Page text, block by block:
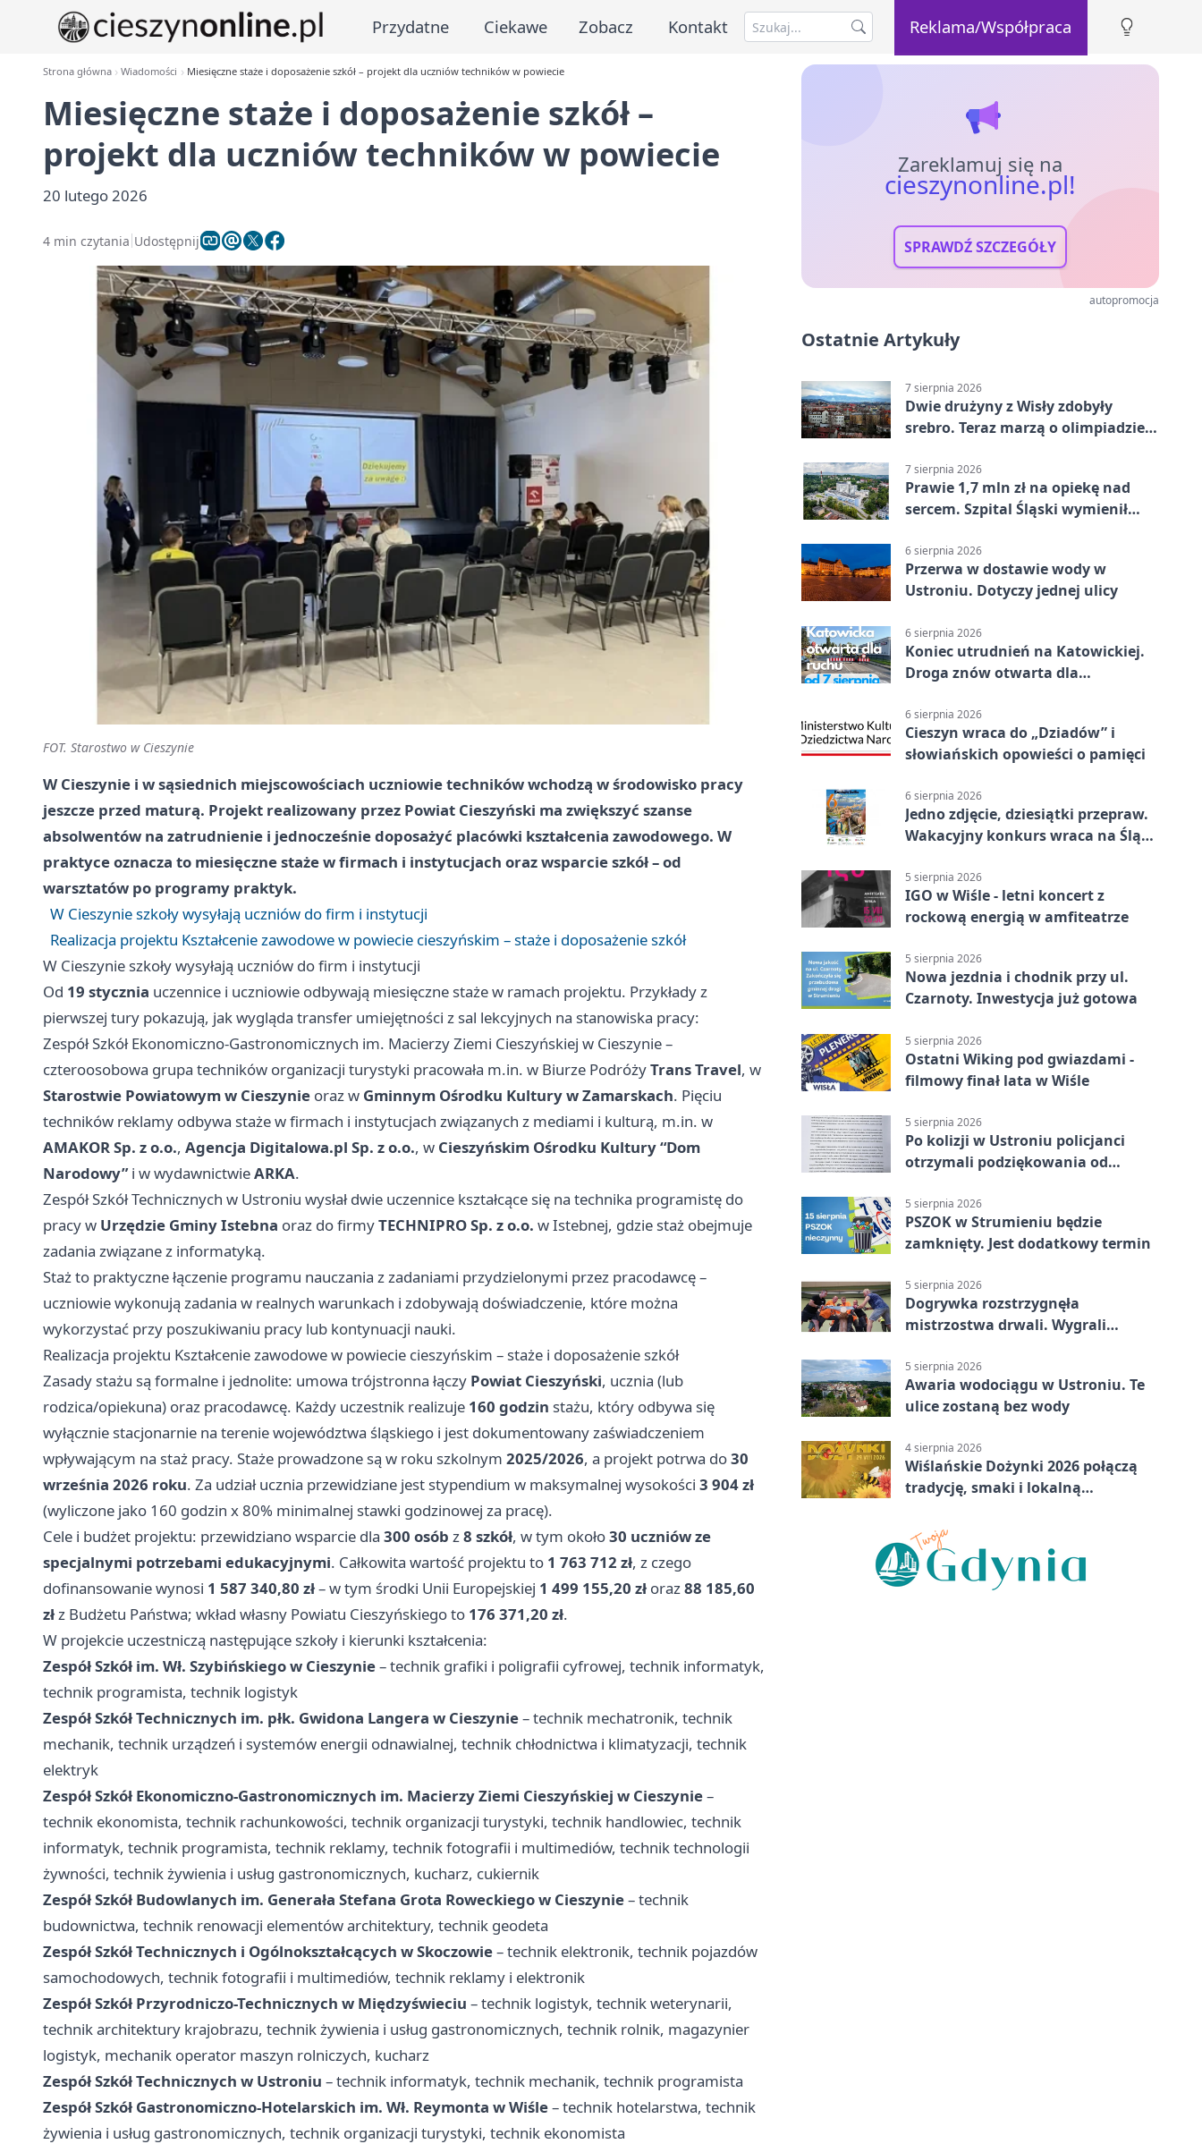
Przydatne Ciekawe Zobacz Kontakt Reklama/Współpraca
Strona główna Wiadomości Miesięczne staże i doposażenie szkół – projekt dla uczniów techników w powiecie
Miesięczne staże i doposażenie szkół –
projekt dla uczniów techników w powiecie
20 lutego 2026
4 min czytania Udostępnij
FOT. Starostwo w Cieszynie
W Cieszynie i w sąsiednich miejscowościach uczniowie techników wchodzą w środowisko pracy
jeszcze przed maturą. Projekt realizowany przez Powiat Cieszyński ma zwiększyć szanse
absolwentów na zatrudnienie i jednocześnie doposażyć placówki kształcenia zawodowego. W
praktyce oznacza to miesięczne staże w firmach i instytucjach oraz wsparcie szkół – od
warsztatów po programy praktyk.
W Cieszynie szkoły wysyłają uczniów do firm i instytucji
Realizacja projektu Kształcenie zawodowe w powiecie cieszyńskim – staże i doposażenie szkół
W Cieszynie szkoły wysyłają uczniów do firm i instytucji
Od 19 stycznia uczennice i uczniowie odbywają miesięczne staże w ramach projektu. Przykłady z
pierwszej tury pokazują, jak wygląda transfer umiejętności z sal lekcyjnych na stanowiska pracy:
Zespół Szkół Ekonomiczno-Gastronomicznych im. Macierzy Ziemi Cieszyńskiej w Cieszynie –
czteroosobowa grupa techników organizacji turystyki pracowała m.in. w Biurze PodróżyTrans Travel, w
Starostwie Powiatowym w Cieszynie oraz w Gminnym Ośrodku Kultury w Zamarskach. Pięciu
techników reklamy odbywa staże w firmach i instytucjach związanych z mediami i kulturą, m.in. w
AMAKOR Sp. z o.o., Agencja Digitalowa.pl Sp. z o.o., w Cieszyńskim Ośrodku Kultury “Dom
Narodowy”i w wydawnictwieARKA.
Zespół Szkół Technicznych w Ustroniu wysłał dwie uczennice kształcące się na technika programistę do
pracy w Urzędzie Gminy Istebna oraz do firmyTECHNIPRO Sp. z o.o. w Istebnej, gdzie staż obejmuje
zadania związane z informatyką.
Staż to praktyczne łączenie programu nauczania z zadaniami przydzielonymi przez pracodawcę –
uczniowie wykonują zadania w realnych warunkach i zdobywają doświadczenie, które można
wykorzystać przy poszukiwaniu pracy lub kontynuacji nauki.
Realizacja projektu Kształcenie zawodowe w powiecie cieszyńskim – staże i doposażenie szkół
Zasady stażu są formalne i jednolite: umowa trójstronna łączy Powiat Cieszyński, ucznia (lub
rodzica/opiekuna) oraz pracodawcę. Każdy uczestnik realizuje 160 godzin stażu, który odbywa się
wyłącznie stacjonarnie na terenie województwa śląskiego i jest dokumentowany zaświadczeniem
wpływającym na staż pracy. Staże prowadzone są w roku szkolnym 2025/2026, a projekt potrwa do30
września 2026 roku. Za udział ucznia przewidziane jest stypendium w maksymalnej wysokości 3 904 zł
(wyliczone jako 160 godzin x 80% minimalnej stawki godzinowej za pracę).
Cele i budżet projektu: przewidziano wsparcie dla 300 osób z8 szkół, w tym około30 uczniów ze
specjalnymi potrzebami edukacyjnymi. Całkowita wartość projektu to 1 763 712 zł, z czego
dofinansowanie wynosi 1 587 340,80 zł– w tym środki Unii Europejskiej 1 499 155,20 zł oraz88 185,60
złz Budżetu Państwa; wkład własny Powiatu Cieszyńskiego to 176 371,20 zł.
W projekcie uczestniczą następujące szkoły i kierunki kształcenia:
Zespół Szkół im. Wł. Szybińskiego w Cieszynie– technik grafiki i poligrafii cyfrowej, technik informatyk,
technik programista, technik logistyk
Zespół Szkół Technicznych im. płk. Gwidona Langera w Cieszynie– technik mechatronik, technik
mechanik, technik urządzeń i systemów energii odnawialnej, technik chłodnictwa i klimatyzacji, technik
elektryk
Zespół Szkół Ekonomiczno-Gastronomicznych im. Macierzy Ziemi Cieszyńskiej w Cieszynie–
technik ekonomista, technik rachunkowości, technik organizacji turystyki, technik handlowiec, technik
informatyk, technik programista, technik reklamy, technik fotografii i multimediów, technik technologii
żywności, technik żywienia i usług gastronomicznych, kucharz, cukiernik
Zespół Szkół Budowlanych im. Generała Stefana Grota Roweckiego w Cieszynie– technik
budownictwa, technik renowacji elementów architektury, technik geodeta
Zespół Szkół Technicznych i Ogólnokształcących w Skoczowie– technik elektronik, technik pojazdów
samochodowych, technik fotografii i multimediów, technik reklamy i elektronik
Zespół Szkół Przyrodniczo-Technicznych w Międzyświeciu – technik logistyk, technik weterynarii,
technik architektury krajobrazu, technik żywienia i usług gastronomicznych, technik rolnik, magazynier
logistyk, mechanik operator maszyn rolniczych, kucharz
Zespół Szkół Technicznych w Ustroniu – technik informatyk, technik mechanik, technik programista
Zespół Szkół Gastronomiczno-Hotelarskich im. Wł. Reymonta w Wiśle– technik hotelarstwa, technik
żywienia i usług gastronomicznych, technik organizacji turystyki, technik ekonomista
Zareklamuj się na
cieszynonline.pl!
SPRAWDŹ SZCZEGÓŁY
autopromocja
Ostatnie Artykuły
7 sierpnia 2026
Dwie drużyny z Wisły zdobyły
srebro. Teraz marzą o olimpiadzie
7 sierpnia 2026
Prawie 1,7 mln zł na opiekę nad
sercem. Szpital Śląski wymienił
6 sierpnia 2026
Przerwa w dostawie wody w
Ustroniu. Dotyczy jednej ulicy
6 sierpnia 2026
Koniec utrudnień na Katowickiej.
Droga znów otwarta dla
6 sierpnia 2026
Cieszyn wraca do „Dziadów” i
słowiańskich opowieści o pamięci
6 sierpnia 2026
Jedno zdjęcie, dziesiątki przepraw.
Wakacyjny konkurs wraca na Śląsk
5 sierpnia 2026
IGO w Wiśle - letni koncert z
rockową energią w amfiteatrze
5 sierpnia 2026
Nowa jezdnia i chodnik przy ul.
Czarnoty. Inwestycja już gotowa
5 sierpnia 2026
Ostatni Wiking pod gwiazdami -
filmowy finał lata w Wiśle
5 sierpnia 2026
Po kolizji w Ustroniu policjanci
otrzymali podziękowania od
5 sierpnia 2026
PSZOK w Strumieniu będzie
zamknięty. Jest dodatkowy termin
5 sierpnia 2026
Dogrywka rozstrzygnęła
mistrzostwa drwali. Wygrali
5 sierpnia 2026
Awaria wodociągu w Ustroniu. Te
ulice zostaną bez wody
4 sierpnia 2026
Wiślańskie Dożynki 2026 połączą
tradycję, smaki i lokalną